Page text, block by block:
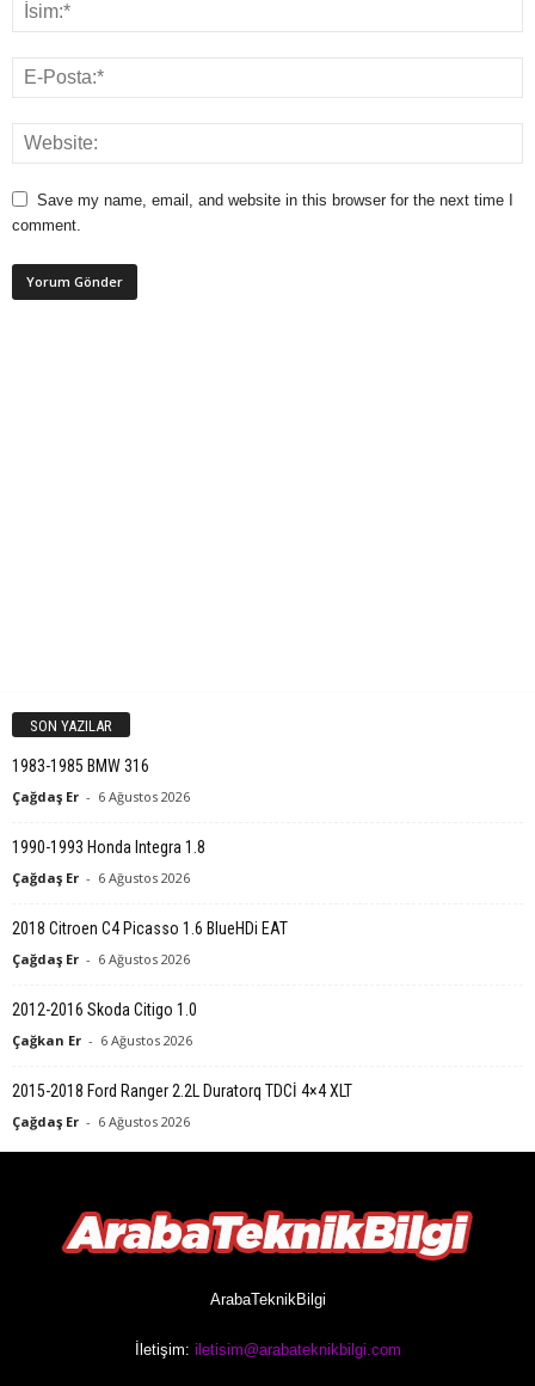
Save my name, email, and website in this browser for the next time I
comment.
SON YAZILAR
1983-1985 BMW 316
Çağdaş Er - 6 Ağustos 2026
1990-1993 Honda Integra 1.8
Çağdaş Er - 6 Ağustos 2026
2018 Citroen C4 Picasso 1.6 BlueHDi EAT
Çağdaş Er - 6 Ağustos 2026
2012-2016 Skoda Citigo 1.0
Çağkan Er - 6 Ağustos 2026
2015-2018 Ford Ranger 2.2L Duratorq TDCİ 4×4 XLT
Çağdaş Er - 6 Ağustos 2026
ArabaTeknikBilgi
İletişim: iletisim@arabateknikbilgi.com